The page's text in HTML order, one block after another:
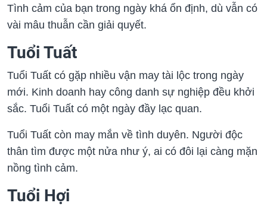
Tình cảm của bạn trong ngày khá ổn định, dù vẫn có
vài mâu thuẫn cần giải quyết.
Tuổi Tuất
Tuổi Tuất có gặp nhiều vận may tài lộc trong ngày
mới. Kinh doanh hay công danh sự nghiệp đều khởi
sắc. Tuổi Tuất có một ngày đầy lạc quan.
Tuổi Tuất còn may mắn về tình duyên. Người độc
thân tìm được một nửa như ý, ai có đôi lại càng mặn
nồng tình cảm.
Tuổi Hợi